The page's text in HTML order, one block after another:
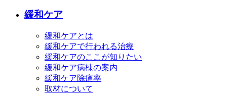
緩和ケア
緩和ケアとは
緩和ケアで行われる治療
緩和ケアのここが知りたい
緩和ケア病棟の案内
緩和ケア除痛率
取材について